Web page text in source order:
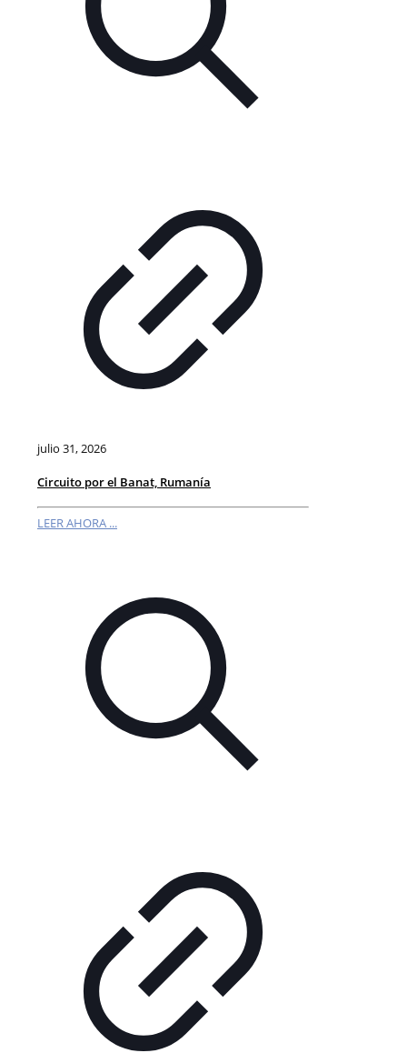
julio 31, 2026
Circuito por el Banat, Rumanía
LEER AHORA ...